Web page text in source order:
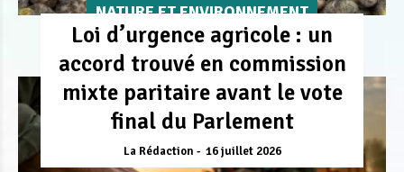
NATURE ET ENVIRONNEMENT
Loi d’urgence agricole : un
accord trouvé en commission
mixte paritaire avant le vote
final du Parlement
La Rédaction 16 juillet 2026